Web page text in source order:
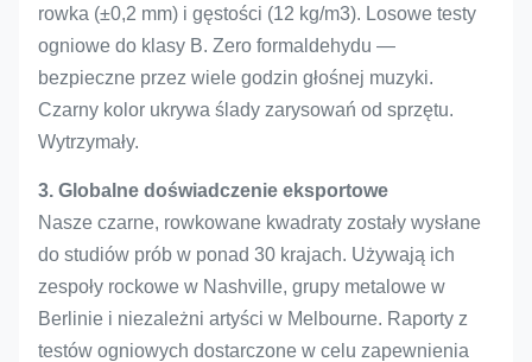
rowka (±0,2 mm) i gęstości (12 kg/m3). Losowe testy
ogniowe do klasy B. Zero formaldehydu —
bezpieczne przez wiele godzin głośnej muzyki.
Czarny kolor ukrywa ślady zarysowań od sprzętu.
Wytrzymały.
3. Globalne doświadczenie eksportowe
Nasze czarne, rowkowane kwadraty zostały wysłane
do studiów prób w ponad 30 krajach. Używają ich
zespoły rockowe w Nashville, grupy metalowe w
Berlinie i niezależni artyści w Melbourne. Raporty z
testów ogniowych dostarczone w celu zapewnienia